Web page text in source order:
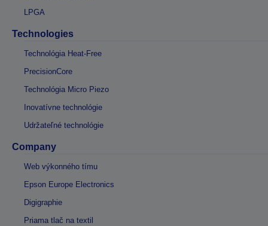
LPGA
Technologies
Technológia Heat-Free
PrecisionCore
Technológia Micro Piezo
Inovatívne technológie
Udržateľné technológie
Company
Web výkonného tímu
Epson Europe Electronics
Digigraphie
Priama tlač na textil